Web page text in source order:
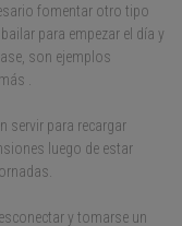
fomentar otro tipo
para empezar el día y
son ejemplos
.
servir para recargar
luego de estar
y tomarse un